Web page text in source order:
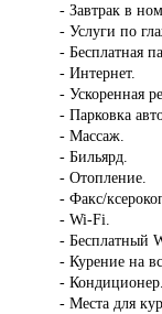
- Завтрак в
- Услуги по
- Бесплатная
- Интернет.
- Ускоренная
- Парковка
- Массаж.
- Бильярд.
- Отопление.
- Факс/
- Wi-Fi.
- Бесплатный
- Курение на
- Кондиционер.
- Места для